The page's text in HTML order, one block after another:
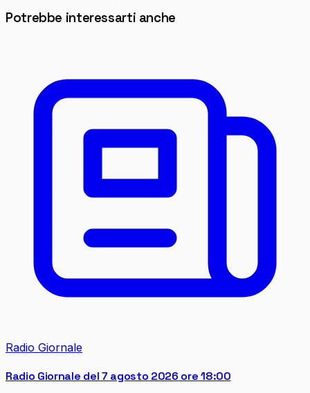
Potrebbe interessarti anche
Radio Giornale
Radio Giornale del 7 agosto 2026 ore 18:00